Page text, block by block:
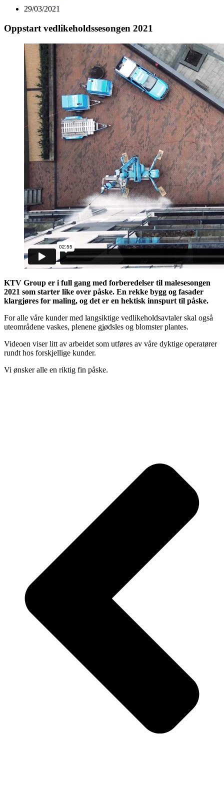
29/03/2021
Oppstart vedlikeholdssesongen 2021
KTV Group er i full gang med forberedelser til malesesongen
2021 som starter like over påske. En rekke bygg og fasader
klargjøres for maling, og det er en hektisk innspurt til påske.
For alle våre kunder med langsiktige vedlikeholdsavtaler skal også
uteområdene vaskes, plenene gjødsles og blomster plantes.
Videoen viser litt av arbeidet som utføres av våre dyktige operatører
rundt hos forskjellige kunder.
Vi ønsker alle en riktig fin påske.